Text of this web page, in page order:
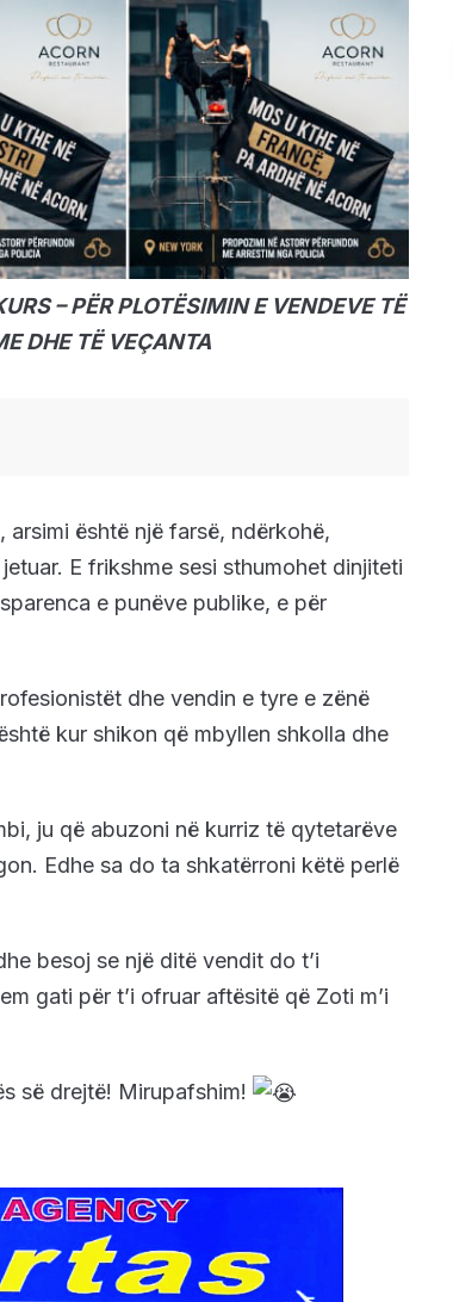
– PËR PLOTËSIMIN E VENDEVE TË
DHE TË VEÇANTA
është një farsë, ndërkohë,
E frikshme sesi sthumohet dinjiteti
e punëve publike, e për
dhe vendin e tyre e zënë
kur shikon që mbyllen shkolla dhe
ju që abuzoni në kurriz të qytetarëve
Edhe sa do ta shkatërroni këtë perlë
besoj se një ditë vendit do t’i
gati për t’i ofruar aftësitë që Zoti m’i
së drejtë! Mirupafshim!